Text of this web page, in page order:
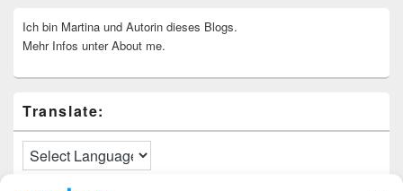
Ich bin Martina und Autorin dieses Blogs.
Mehr Infos unter About me.
Translate: